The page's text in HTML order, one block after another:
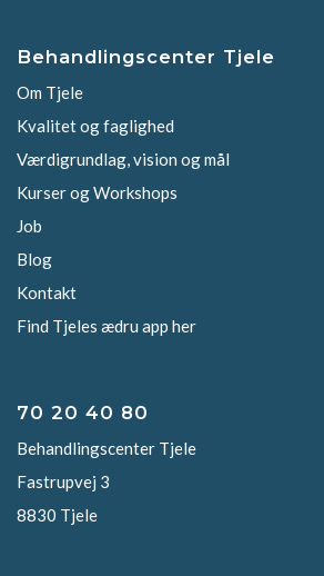
Behandlingscenter Tjele
Om Tjele
Kvalitet og faglighed
Værdigrundlag, vision og mål
Kurser og Workshops
Job
Blog
Kontakt
Find Tjeles ædru app her
70 20 40 80
Behandlingscenter Tjele
Fastrupvej 3
8830 Tjele